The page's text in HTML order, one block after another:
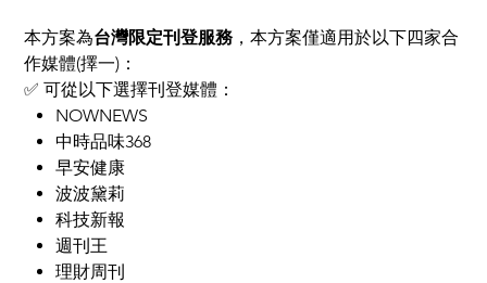
本方案為台灣限定刊登服務 ，本方案僅適用於以下四家合
作媒體(擇一)：
✅ 可從以下選擇刊登媒體：
NOWNEWS
中時品味368
早安健康
波波黛莉
科技新報
週刊王
理財周刊